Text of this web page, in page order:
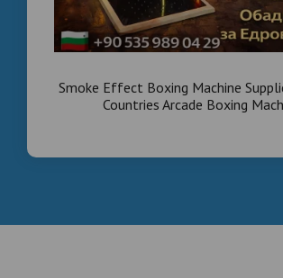
Smoke Effect Boxing Machine
Countries Arcade Boxing